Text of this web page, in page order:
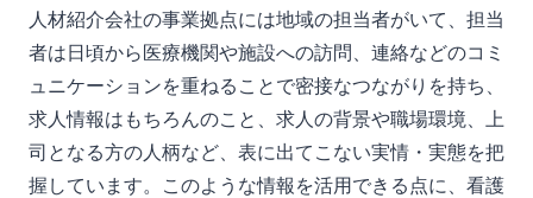
人材紹介会社の事業拠点には地域の担当者がいて、担当
者は日頃から医療機関や施設への訪問、連絡などのコミ
ュニケーションを重ねることで密接なつながりを持ち、
求人情報はもちろんのこと、求人の背景や職場環境、上
司となる方の人柄など、表に出てこない実情・実態を把
握しています。このような情報を活用できる点に、看護